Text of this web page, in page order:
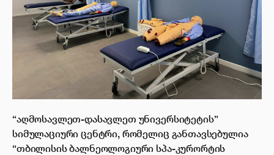
კონტაქტი
“აღმოსავლეთ-დასავლეთ უნივერსიტეტის”
სიმულაციური ცენტრი, რომელიც განთავსებულია
“თბილისის ბალნეოლოგიური სპა-კურორტის